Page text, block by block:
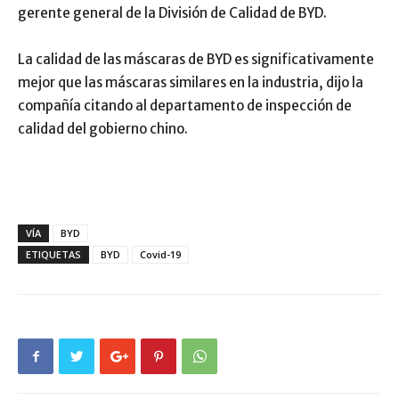
gerente general de la División de Calidad de BYD.
La calidad de las máscaras de BYD es significativamente
mejor que las máscaras similares en la industria, dijo la
compañía citando al departamento de inspección de
calidad del gobierno chino.
VÍA
BYD
ETIQUETAS
BYD Covid-19